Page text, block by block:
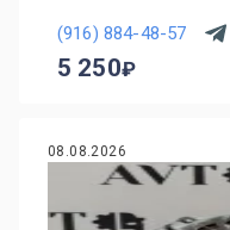
(916) 884-48-57
5 250
08.08.2026